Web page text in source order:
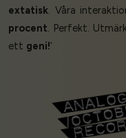
extatisk. Våra
procent. Perfekt.
ett geni!’